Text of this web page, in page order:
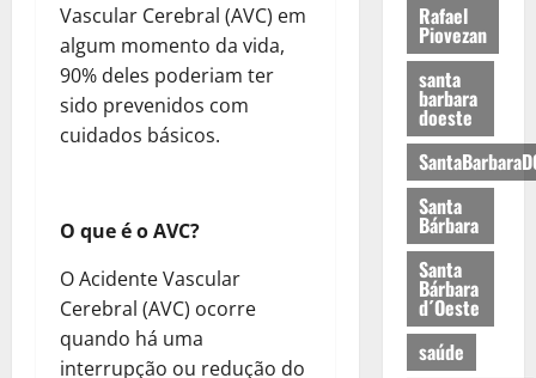
Vascular Cerebral (AVC) em
algum momento da vida,
90% deles poderiam ter
sido prevenidos com
cuidados básicos.
O que é o AVC?
O Acidente Vascular
Cerebral (AVC) ocorre
quando há uma
interrupção ou redução do
Rafael
Piovezan
santa
barbara
doeste
Santa
Bárbara
Santa
Bárbara
d´Oeste
saúde